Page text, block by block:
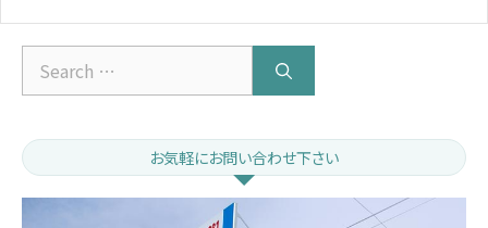
Search
for:
お気軽にお問い合わせ下さい